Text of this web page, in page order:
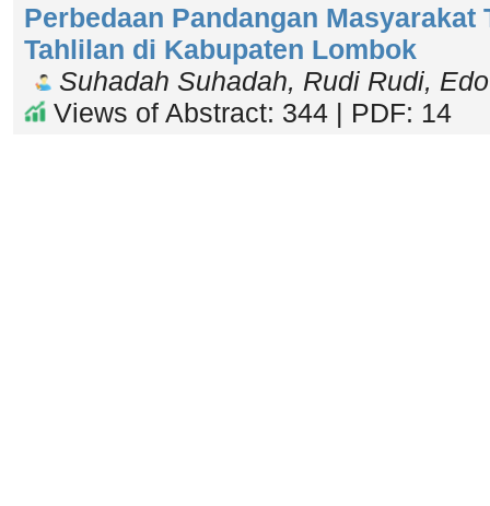
Perbedaan Pandangan Masyarakat
Tahlilan di Kabupaten Lombok
Suhadah Suhadah, Rudi Rudi,
Views of Abstract: 344 | PDF: 14